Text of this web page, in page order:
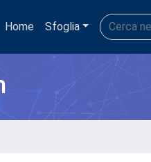
Home Sfoglia